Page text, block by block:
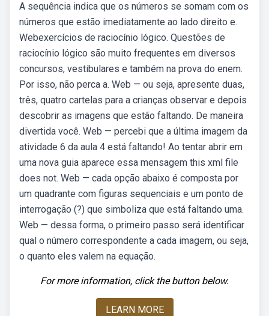
A sequência indica que os números se somam com os
números que estão imediatamente ao lado direito e.
Webexercícios de raciocínio lógico. Questões de
raciocínio lógico são muito frequentes em diversos
concursos, vestibulares e também na prova do enem.
Por isso, não perca a. Web — ou seja, apresente duas,
três, quatro cartelas para a crianças observar e depois
descobrir as imagens que estão faltando. De maneira
divertida você. Web — percebi que a última imagem da
atividade 6 da aula 4 está faltando! Ao tentar abrir em
uma nova guia aparece essa mensagem this xml file
does not. Web — cada opção abaixo é composta por
um quadrante com figuras sequenciais e um ponto de
interrogação (?) que simboliza que está faltando uma.
Web — dessa forma, o primeiro passo será identificar
qual o número correspondente a cada imagem, ou seja,
o quanto eles valem na equação.
For more information, click the button below.
LEARN MORE